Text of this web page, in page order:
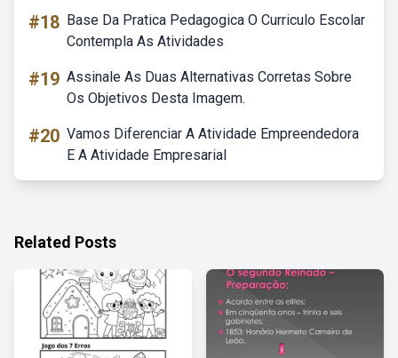
#18 Base Da Pratica Pedagogica O Curriculo Escolar
Contempla As Atividades
#19 Assinale As Duas Alternativas Corretas Sobre
Os Objetivos Desta Imagem.
#20 Vamos Diferenciar A Atividade Empreendedora
E A Atividade Empresarial
Related Posts